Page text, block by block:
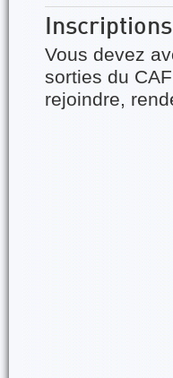
Vous devez
sorties du
rejoindre,